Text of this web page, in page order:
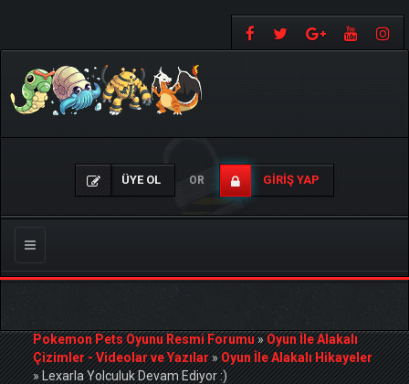
ÜYE OL OR GIRIŞ YAP
Gezinmeyi
Değiştir
Pokemon Pets Oyunu Resmi Forumu»Oyun İle Alakalı
Çizimler - Videolar ve Yazılar»Oyun İle Alakalı Hikayeler
»Lexarla Yolculuk Devam Ediyor :)